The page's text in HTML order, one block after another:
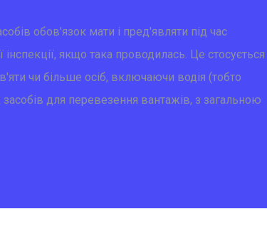
обов'язок мати і пред'являти під час
якщо така проводилась. Це стосується
чи більше осіб, включаючи водія (тобто
для перевезення вантажів, з загальною